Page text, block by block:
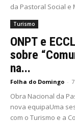
da Pastoral Social e
Turismo
ONPT e
sobre
na...
Folha do Domingo -
Obra Nacional da
nova equipaUma
com o Turismo e a